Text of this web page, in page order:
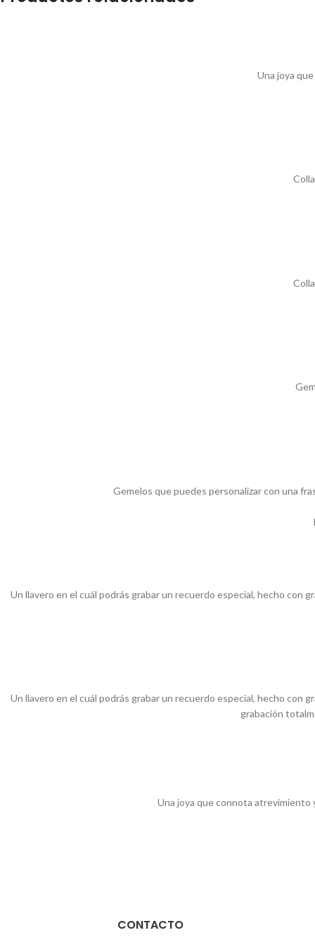
Una joya
Gemelos que puedes personalizar con una
Un llavero en el cuál podrás grabar un recuerdo especial, hecho con
Un llavero en el cuál podrás grabar un recuerdo especial, hecho con
grabación
Una joya que connota atrevimiento
CONTACTO